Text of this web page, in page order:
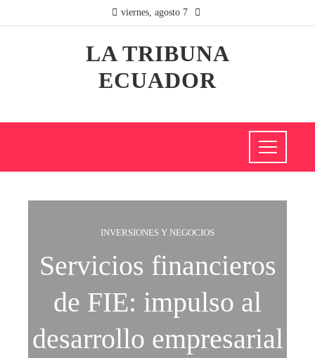
viernes, agosto 7
LA TRIBUNA
ECUADOR
INVERSIONES Y NEGOCIOS
Servicios financieros
de FIE: impulso al
desarrollo empresarial